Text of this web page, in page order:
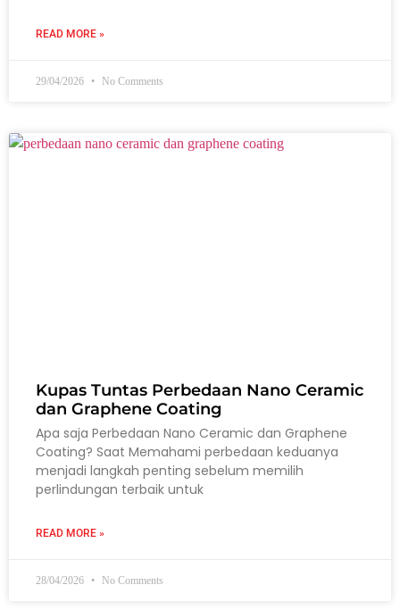
READ MORE »
29/04/2026 No Comments
Kupas Tuntas Perbedaan Nano Ceramic
dan Graphene Coating
Apa saja Perbedaan Nano Ceramic dan Graphene
Coating? Saat Memahami perbedaan keduanya
menjadi langkah penting sebelum memilih
perlindungan terbaik untuk
READ MORE »
28/04/2026 No Comments